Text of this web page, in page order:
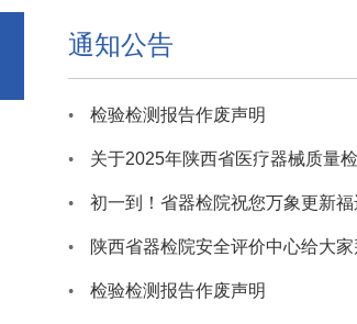
通知公告
检验检测报告作废声明
关于2025年陕西省医疗器械质量
初一到！省器检院祝您万象更新福
陕西省器检院安全评价中心给大家
检验检测报告作废声明